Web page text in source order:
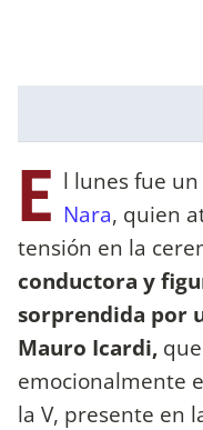
E l lunes fue
Nara, quien
tensión en la
conductora y
sorprendida por
Mauro Icardi,
emocionalmente
la V, presente en